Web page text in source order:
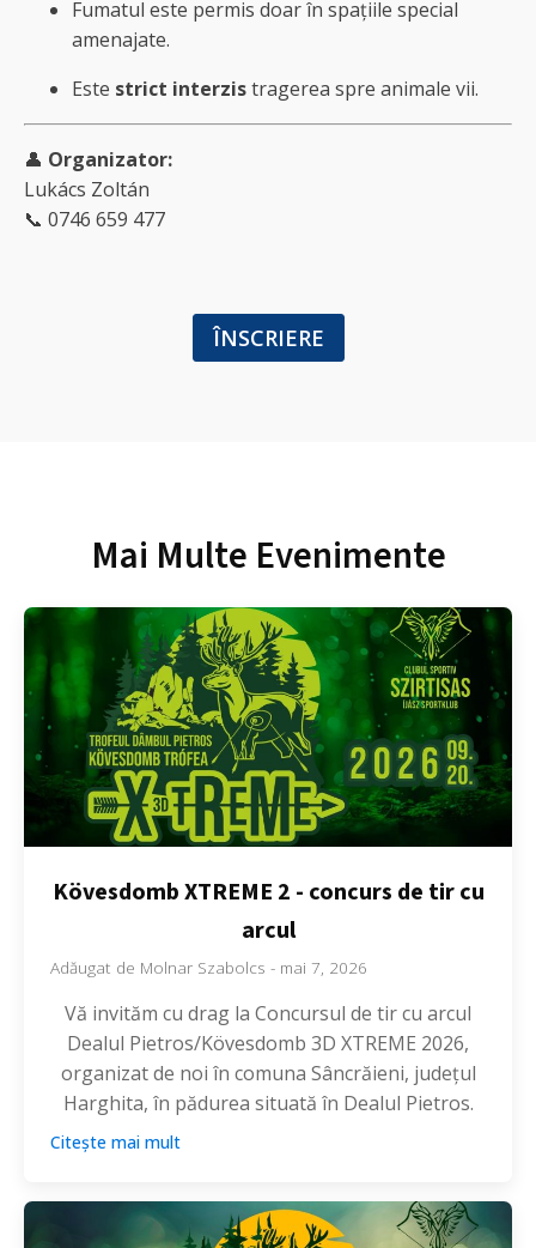
Fumatul este permis doar în spațiile special
amenajate.
Este strict interzistragerea spre animale vii.
👤 Organizator:
Lukács Zoltán
📞 0746 659 477
ÎNSCRIERE
Mai Multe Evenimente
Kövesdomb XTREME 2 - concurs de tir cu
arcul
Adăugat de Molnar Szabolcs - mai 7, 2026
Vă invităm cu drag la Concursul de tir cu arcul
Dealul Pietros/Kövesdomb 3D XTREME 2026,
organizat de noi în comuna Sâncrăieni, județul
Harghita, în pădurea situată în Dealul Pietros.
Citește mai mult